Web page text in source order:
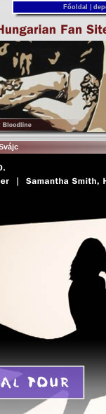
Főoldal